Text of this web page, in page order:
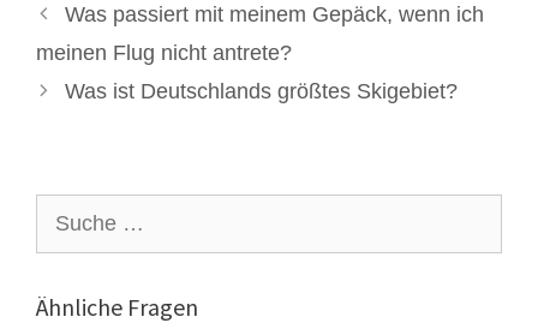
Was passiert mit meinem Gepäck, wenn ich
meinen Flug nicht antrete?
Was ist Deutschlands größtes Skigebiet?
nach:
Ähnliche Fragen